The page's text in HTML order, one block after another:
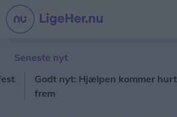
Seneste nyt
Godt nyt: Hjælpen kommer hurtigere